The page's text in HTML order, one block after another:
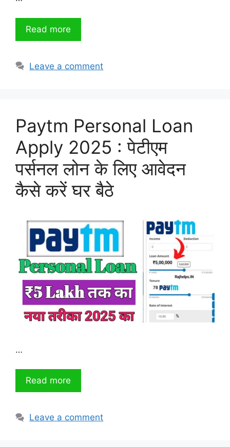
Read more
Leave a comment
Paytm Personal Loan
Apply 2025 : पेटीएम
पर्सनल लोन के लिए आवेदन
कैसे करें घर बैठे
…
Read more
Leave a comment